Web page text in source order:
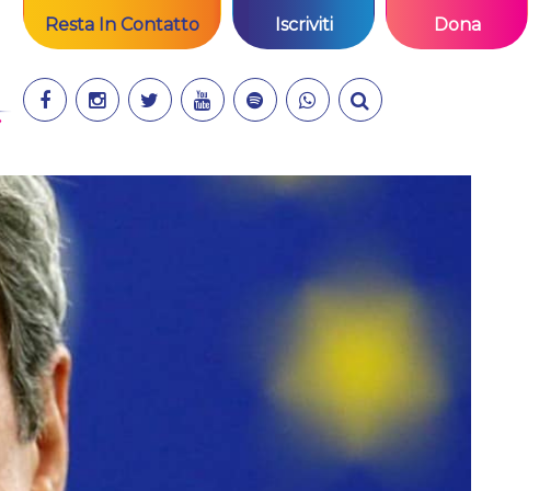
Resta In Contatto Iscriviti Dona